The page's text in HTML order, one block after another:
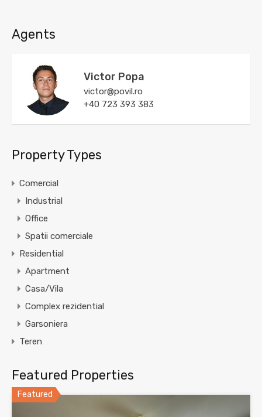
Agents
Victor Popa
victor@povil.ro
+40 723 393 383
Property Types
Comercial
Industrial
Office
Spatii comerciale
Residential
Apartment
Casa/Vila
Complex rezidential
Garsoniera
Teren
Featured Properties
Featured